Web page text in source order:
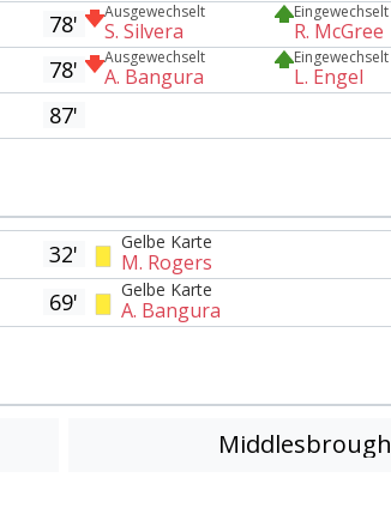
78' Ausgewechselt
S. Silvera
Eingewechselt
R. McGree
78' Ausgewechselt
A. Bangura
Eingewechselt
L. Engel
87'
32' Gelbe Karte
M. Rogers
69' Gelbe Karte
A. Bangura
Middlesbrough